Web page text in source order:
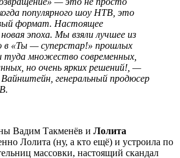
популярного шоу НТВ, это
формат. Настоящее
эпоха. Мы взяли лучшее из
в «Ты — суперстар!» прошлых
туда множество современных,
но очень ярких решений!, —
генеральный продюсер
Вадим Такменёв и Лолита
Лолита (ну, а кто ещё) и устроила по
массовки, настоящий скандал